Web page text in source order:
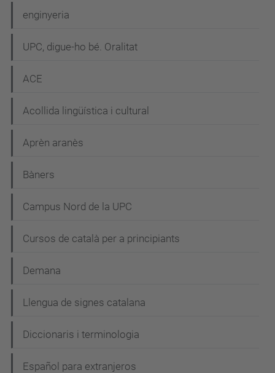
enginyeria
UPC, digue-ho bé. Oralitat
ACE
Acollida lingüística i cultural
Aprèn aranès
Bàners
Campus Nord de la UPC
Cursos de català per a principiants
Demana
Llengua de signes catalana
Diccionaris i terminologia
Español para extranjeros